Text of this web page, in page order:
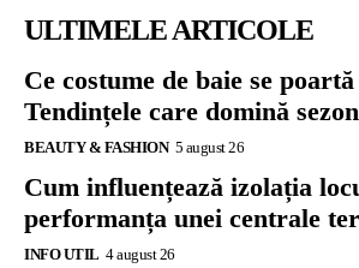
ULTIMELE ARTICOLE
Ce costume de baie se
Tendințele care domină
BEAUTY & FASHION 5 august 26
Cum influențează izolația
performanța unei centrale
INFO UTIL 4 august 26